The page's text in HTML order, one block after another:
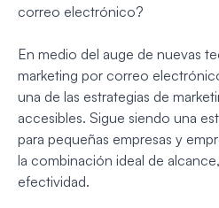
correo electrónico?
En medio del auge de nuevas
marketing por correo
una de las estrategias de
accesibles. Sigue siendo una
para pequeñas empresas y
la combinación ideal de
efectividad.